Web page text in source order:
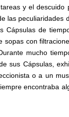
y el descuido
las peculiaridades
Cápsulas de
sopas con
mucho
sus Cápsulas,
o a un
encontraba